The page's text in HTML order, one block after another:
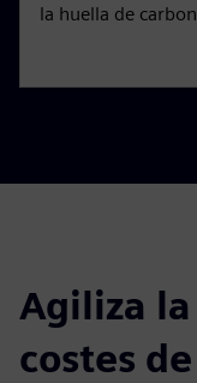
la huella de
Agiliza
costes